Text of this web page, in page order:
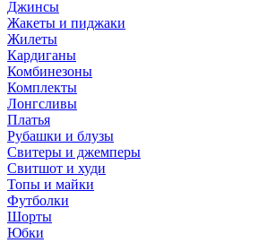
Джинсы
Жакеты и пиджаки
Жилеты
Кардиганы
Комбинезоны
Комплекты
Лонгсливы
Платья
Рубашки и блузы
Свитеры и джемперы
Свитшот и худи
Топы и майки
Футболки
Шорты
Юбки